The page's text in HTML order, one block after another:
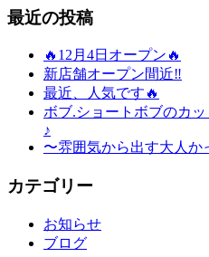
最近の投稿
🔥12月4日オープン🔥
新店舗オープン間近‼️
最近、人気です🔥
ボブ.ショートボブのカ
♪
〜雰囲気から出す大人か
カテゴリー
お知らせ
ブログ